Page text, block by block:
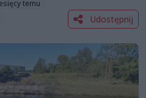
temu
Udostępnij